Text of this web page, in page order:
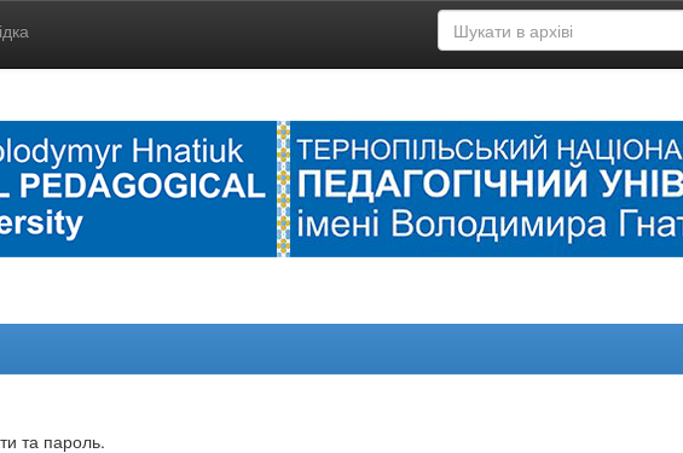
та пароль.